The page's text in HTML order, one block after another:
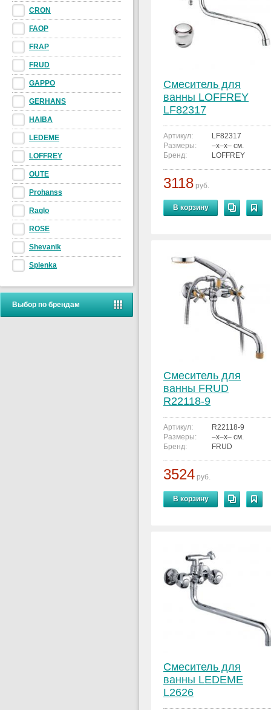
CRON
FAOP
FRAP
FRUD
GAPPO
GERHANS
HAIBA
LEDEME
LOFFREY
OUTE
Prohanss
Raglo
ROSE
Shevanik
Splenka
Выбор по брендам
Смеситель для
ванны LOFFREY
LF82317
Артикул:
LF82317
Размеры:
–x–x– см.
Бренд:
LOFFREY
3118 руб.
В корзину
Смеситель для
ванны FRUD
R22118-9
Артикул:
R22118-9
Размеры:
–x–x– см.
Бренд:
FRUD
3524 руб.
В корзину
Смеситель для
ванны LEDEME
L2626